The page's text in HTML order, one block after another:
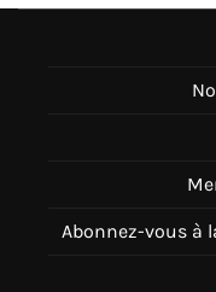
Abonnez-vous à